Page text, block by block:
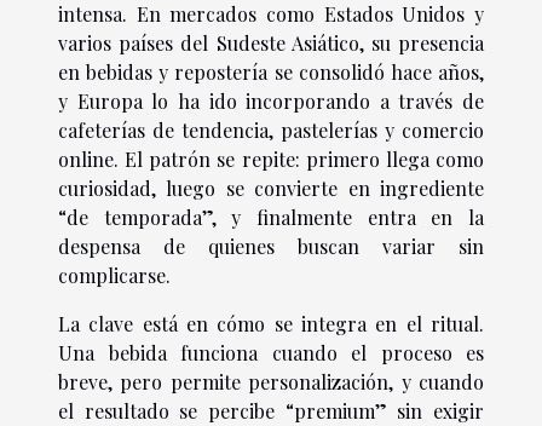
intensa. En mercados como Estados Unidos y
varios países del Sudeste Asiático, su presencia
en bebidas y repostería se consolidó hace años,
y Europa lo ha ido incorporando a través de
cafeterías de tendencia, pastelerías y comercio
online. El patrón se repite: primero llega como
curiosidad, luego se convierte en ingrediente
“de temporada”, y finalmente entra en la
despensa de quienes buscan variar sin
complicarse.
La clave está en cómo se integra en el ritual.
Una bebida funciona cuando el proceso es
breve, pero permite personalización, y cuando
el resultado se percibe “premium” sin exigir